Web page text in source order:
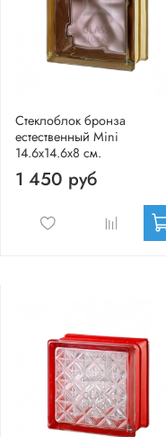
Стеклоблок бронза
естественный Mini
14.6x14.6x8 см.
1 450 руб